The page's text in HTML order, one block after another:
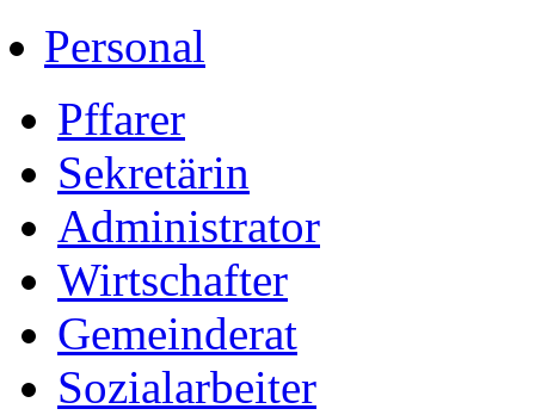
Personal
Pffarer
Sekretärin
Administrator
Wirtschafter
Gemeinderat
Sozialarbeiter